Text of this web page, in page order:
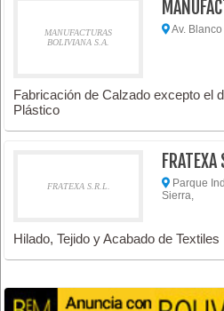
MANUFACTURAS
BOLIVIANA S.A.
Av.
Fabricación de Calzado excepto el
Plástico
FRATEXA S.R.L.
FRATEXA
Parque
Sierra,
Hilado, Tejido y Acabado de Textiles